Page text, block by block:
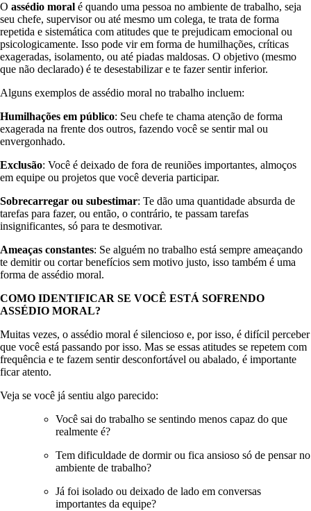
O assédio moral é quando uma pessoa no ambiente de trabalho, seja
seu chefe, supervisor ou até mesmo um colega, te trata de forma
repetida e sistemática com atitudes que te prejudicam emocional ou
psicologicamente. Isso pode vir em forma de humilhações, críticas
exageradas, isolamento, ou até piadas maldosas. O objetivo (mesmo
que não declarado) é te desestabilizar e te fazer sentir inferior.
Alguns exemplos de assédio moral no trabalho incluem:
Humilhações em público: Seu chefe te chama atenção de forma
exagerada na frente dos outros, fazendo você se sentir mal ou
envergonhado.
Exclusão: Você é deixado de fora de reuniões importantes, almoços
em equipe ou projetos que você deveria participar.
Sobrecarregar ou subestimar: Te dão uma quantidade absurda de
tarefas para fazer, ou então, o contrário, te passam tarefas
insignificantes, só para te desmotivar.
Ameaças constantes: Se alguém no trabalho está sempre ameaçando
te demitir ou cortar benefícios sem motivo justo, isso também é uma
forma de assédio moral.
COMO IDENTIFICAR SE VOCÊ ESTÁ SOFRENDO
ASSÉDIO MORAL?
Muitas vezes, o assédio moral é silencioso e, por isso, é difícil perceber
que você está passando por isso. Mas se essas atitudes se repetem com
frequência e te fazem sentir desconfortável ou abalado, é importante
ficar atento.
Veja se você já sentiu algo parecido:
Você sai do trabalho se sentindo menos capaz do que
realmente é?
Tem dificuldade de dormir ou fica ansioso só de pensar no
ambiente de trabalho?
Já foi isolado ou deixado de lado em conversas
importantes da equipe?